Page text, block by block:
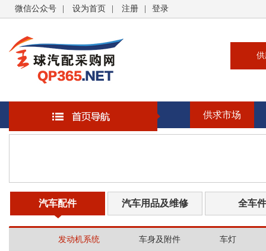
微信公众号 设为首页 注册 登录
供求市场
汽车配件 汽车用品及维修 全车件
发动机系统 车身及附件 车灯